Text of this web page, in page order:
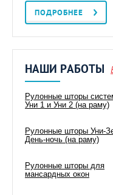
ПОДРОБНЕЕ
НАШИ РАБОТЫ
Рулонные шторы
Уни 1 и Уни 2 (на раму)
Рулонные шторы Уни-
День-ночь (на раму)
Рулонные шторы для
мансардных окон